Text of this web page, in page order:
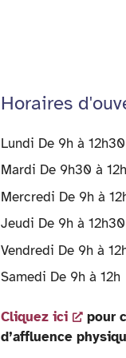
Horaires
Lundi De 9h à
Mardi De 9h30 à
Mercredi De 9h à
Jeudi De 9h à
Vendredi De 9h à
Samedi De 9h à 12h
Cliquez ici
pour
d’affluence